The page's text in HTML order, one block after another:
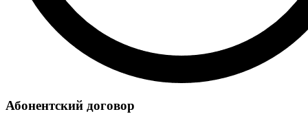
Абонентский договор